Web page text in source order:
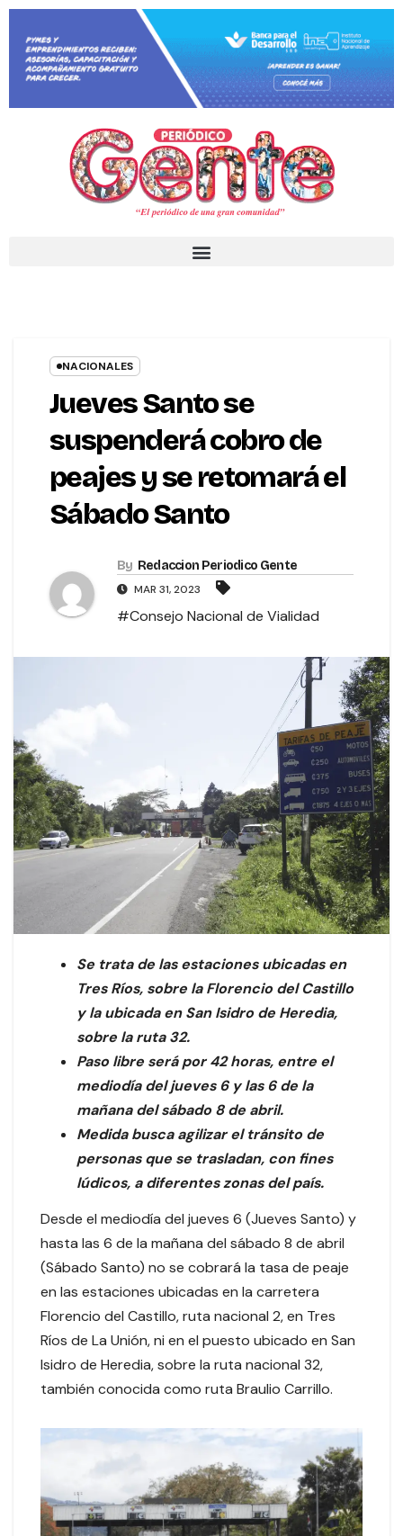
NACIONALES
Jueves Santo se
suspenderá cobro de
peajes y se retomará el
Sábado Santo
By Redaccion Periodico Gente
MAR 31, 2023
#Consejo Nacional de Vialidad
Se trata de las estaciones ubicadas en
Tres Ríos, sobre la Florencio del Castillo
y la ubicada en San Isidro de Heredia,
sobre la ruta 32.
Paso libre será por 42 horas, entre el
mediodía del jueves 6 y las 6 de la
mañana del sábado 8 de abril.
Medida busca agilizar el tránsito de
personas que se trasladan, con fines
lúdicos, a diferentes zonas del país.
Desde el mediodía del jueves 6 (Jueves Santo) y
hasta las 6 de la mañana del sábado 8 de abril
(Sábado Santo) no se cobrará la tasa de peaje
en las estaciones ubicadas en la carretera
Florencio del Castillo, ruta nacional 2, en Tres
Ríos de La Unión, ni en el puesto ubicado en San
Isidro de Heredia, sobre la ruta nacional 32,
también conocida como ruta Braulio Carrillo.